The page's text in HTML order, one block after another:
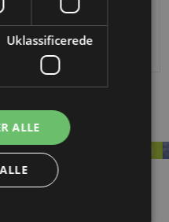
DKK 232,68
Uklassificerede
ALLE